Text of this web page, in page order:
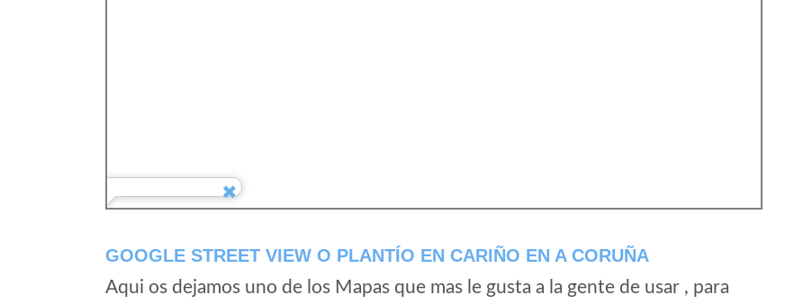
GOOGLE STREET VIEW O PLANTÍO EN CARIÑO EN A CORUÑA
Aqui os dejamos uno de los Mapas que mas le gusta a la gente de usar , para